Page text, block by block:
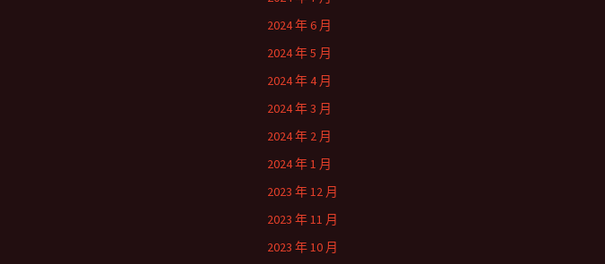
2024 年 6 月
2024 年 5 月
2024 年 4 月
2024 年 3 月
2024 年 2 月
2024 年 1 月
2023 年 12 月
2023 年 11 月
2023 年 10 月